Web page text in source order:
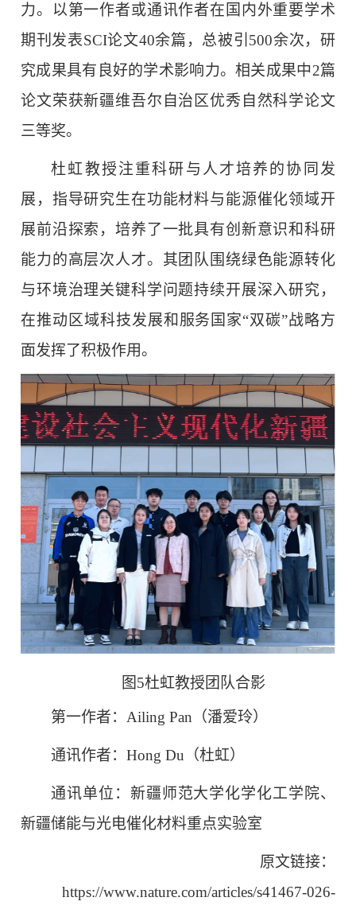
力。以第一作者或通讯作者在国内外重要学术
期刊发表SCI论文40余篇，总被引500余次，研
究成果具有良好的学术影响力。相关成果中2篇
论文荣获新疆维吾尔自治区优秀自然科学论文
三等奖。
杜虹教授注重科研与人才培养的协同发
展，指导研究生在功能材料与能源催化领域开
展前沿探索，培养了一批具有创新意识和科研
能力的高层次人才。其团队围绕绿色能源转化
与环境治理关键科学问题持续开展深入研究，
在推动区域科技发展和服务国家“双碳”战略方
面发挥了积极作用。
图5杜虹教授团队合影
第一作者：Ailing Pan（潘爱玲）
通讯作者：Hong Du（杜虹）
通讯单位：新疆师范大学化学化工学院、
新疆储能与光电催化材料重点实验室
原文链接：
https://www.nature.com/articles/s41467-026-